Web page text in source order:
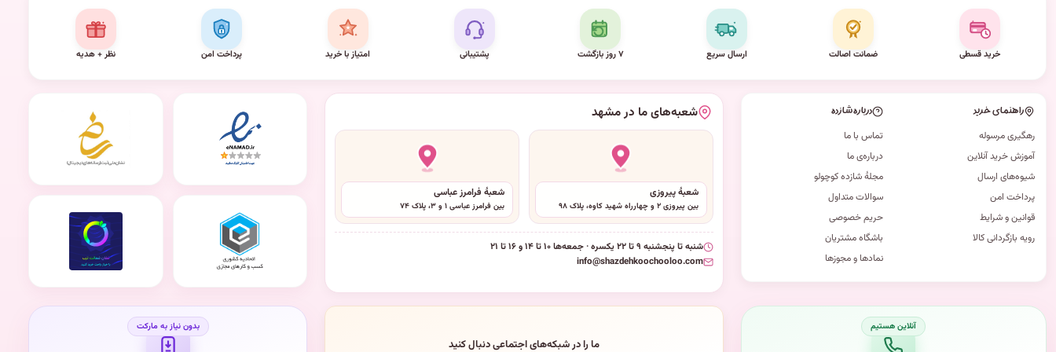
خرید قسطی ضمانت اصالت ارسال سریع ۷ روز بازگشت پشتیبانی امتیاز با خرید پرداخت امن نظر + هدیه
راهنمای خرید
رهگیری مرسوله
آموزش خرید آنلاین
شیوه‌های ارسال
پرداخت امن
قوانین و شرایط
رویه بازگردانی کالا
درباره شازده
تماس با ما
درباره‌ی ما
مجلهٔ شازده کوچولو
سوالات متداول
حریم خصوصی
باشگاه مشتریان
نمادها و مجوزها
شعبه‌های ما در مشهد
شعبهٔ پیروزی
بین پیروزی ۲ و چهارراه شهید کاوه، پلاک ۹۸
شعبهٔ فرامرز عباسی
بین فرامرز عباسی ۱ و ۳، پلاک ۷۴
شنبه تا پنجشنبه ۹ تا ۲۲ یکسره · جمعه‌ها ۱۰ تا ۱۴ و ۱۶ تا ۲۱
info@shazdehkoochooloo.com
ما را در شبکه‌های اجتماعی دنبال کنید